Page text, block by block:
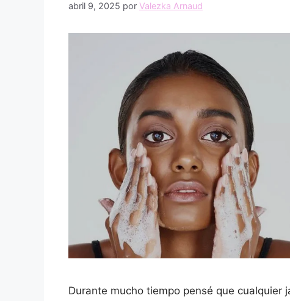
abril 9, 2025 por Valezka Arnaud
Durante mucho tiempo pensé que cualquier